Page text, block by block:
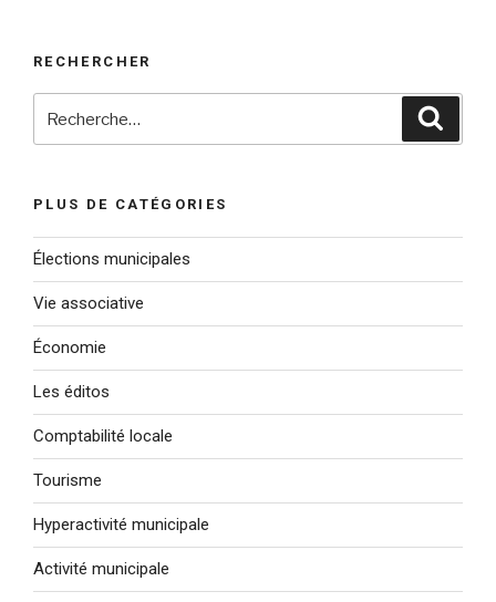
RECHERCHER
PLUS DE CATÉGORIES
Élections municipales
Vie associative
Économie
Les éditos
Comptabilité locale
Tourisme
Hyperactivité municipale
Activité municipale